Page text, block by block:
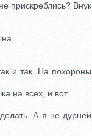
прискреблись? Внук
и так. На похороны
на всех, и вот.
А я не дурней